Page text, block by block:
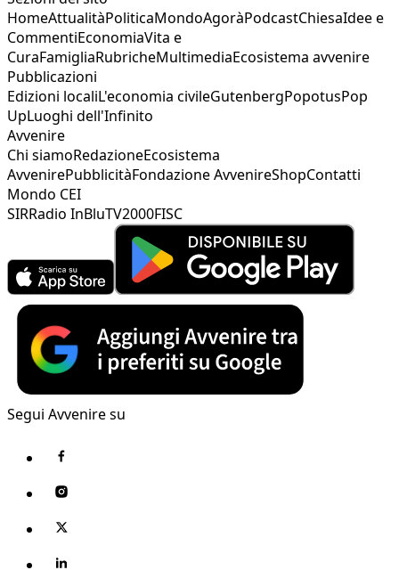
HomeAttualitàPoliticaMondoAgoràPodcastChiesaIdee e
CommentiEconomiaVita e
CuraFamigliaRubricheMultimediaEcosistema avvenire
Pubblicazioni
Edizioni localiL'economia civileGutenbergPopotusPop
UpLuoghi dell'Infinito
Avvenire
Chi siamoRedazioneEcosistema
AvvenirePubblicitàFondazione AvvenireShopContatti
Mondo CEI
SIRRadio InBluTV2000FISC
Segui Avvenire su